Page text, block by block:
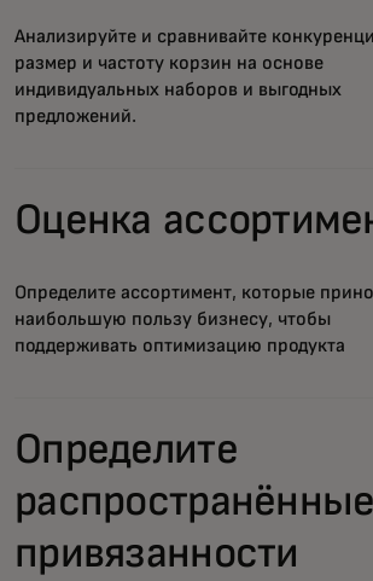
Анализируйте и сравнивайте
размер и частоту корзин на основе
индивидуальных наборов и выгодных
предложений.
Оценка
Определите ассортимент, которые
наибольшую пользу бизнесу, чтобы
поддерживать оптимизацию продукта
Определите
распространённые
привязанности